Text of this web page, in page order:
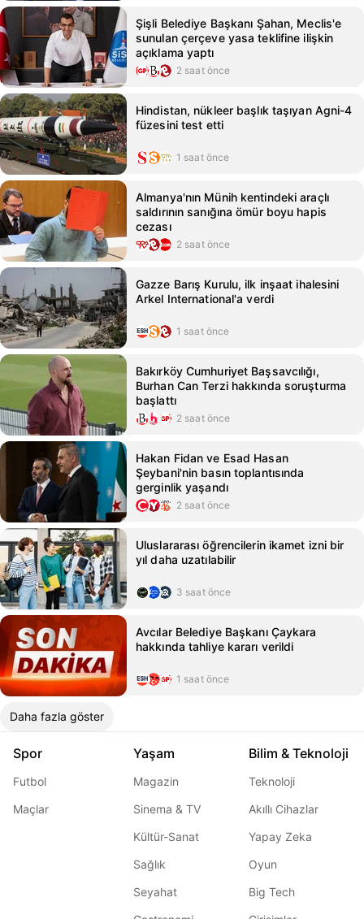
Şişli Belediye Başkanı Şahan, Meclis'e
sunulan çerçeve yasa teklifine ilişkin
açıklama yaptı
2 saat önce
Hindistan, nükleer başlık taşıyan Agni-4
füzesini test etti
1 saat önce
Almanya'nın Münih kentindeki araçlı
saldırının sanığına ömür boyu hapis
cezası
2 saat önce
Gazze Barış Kurulu, ilk inşaat ihalesini
Arkel International'a verdi
1 saat önce
Bakırköy Cumhuriyet Başsavcılığı,
Burhan Can Terzi hakkında soruşturma
başlattı
2 saat önce
Hakan Fidan ve Esad Hasan
Şeybani'nin basın toplantısında
gerginlik yaşandı
2 saat önce
Uluslararası öğrencilerin ikamet izni bir
yıl daha uzatılabilir
3 saat önce
Avcılar Belediye Başkanı Çaykara
hakkında tahliye kararı verildi
1 saat önce
Daha fazla göster
Spor
Futbol
Maçlar
Yaşam
Magazin
Sinema & TV
Kültür-Sanat
Sağlık
Seyahat
Bilim & Teknoloji
Teknoloji
Akıllı Cihazlar
Yapay Zeka
Oyun
Big Tech